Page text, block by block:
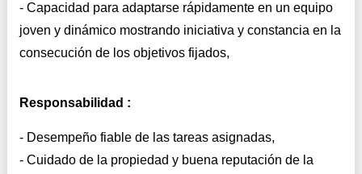
- Capacidad para adaptarse rápidamente en un equipo
joven y dinámico mostrando iniciativa y constancia en la
consecución de los objetivos fijados,
Responsabilidad :
- Desempeño fiable de las tareas asignadas,
- Cuidado de la propiedad y buena reputación de la